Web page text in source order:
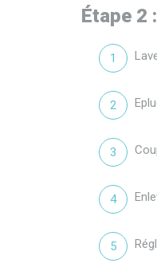
Étape 2